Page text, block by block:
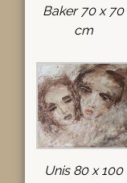
Baker 70 x 70
cm
Unis 80 x 100